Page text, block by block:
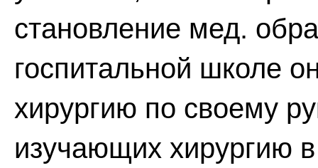
становление мед.
госпитальной школе
хирургию по своему
изучающих хирургию